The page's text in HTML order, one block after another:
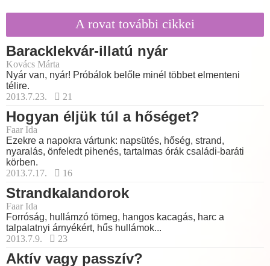
A rovat további cikkei
Baracklekvár-illatú nyár
Kovács Márta
Nyár van, nyár! Próbálok belőle minél többet elmenteni
télire.
2013.7.23.
21
Hogyan éljük túl a hőséget?
Faar Ida
Ezekre a napokra vártunk: napsütés, hőség, strand,
nyaralás, önfeledt pihenés, tartalmas órák családi-baráti
körben.
2013.7.17.
16
Strandkalandorok
Faar Ida
Forróság, hullámzó tömeg, hangos kacagás, harc a
talpalatnyi árnyékért, hűs hullámok...
2013.7.9.
23
Aktív vagy passzív?